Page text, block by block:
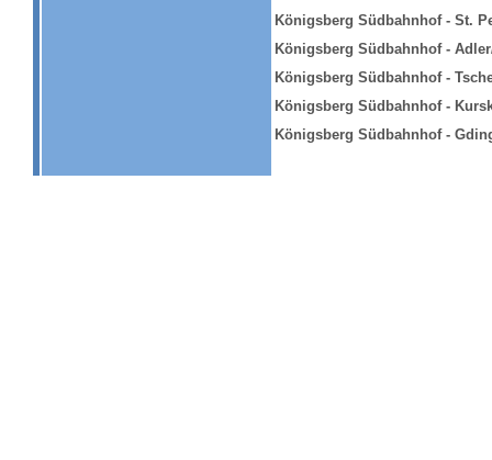
Königsberg Südbahnhof - St.
Königsberg Südbahnhof -
Königsberg Südbahnhof -
Königsberg Südbahnhof -
Königsberg Südbahnhof -